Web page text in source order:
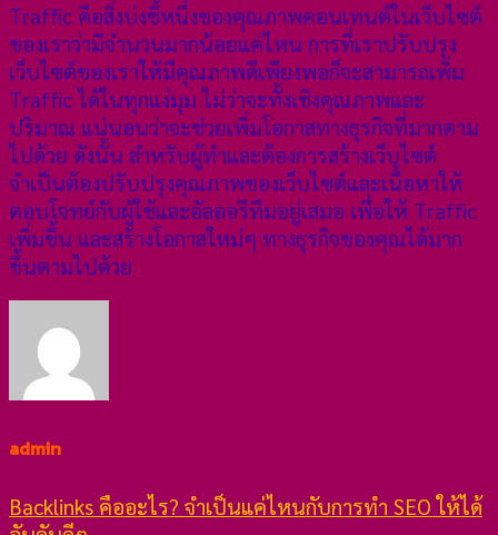
Traffic คือสิ่งบ่งชี้หนึ่งของคุณภาพคอนเทนต์ในเว็บไซต์
ของเราว่ามีจำนวนมากน้อยแค่ไหน การที่เราปรับปรุง
เว็บไซต์ของเราให้มีคุณภาพดีเพียงพอก็จะสามารถเพิ่ม
Traffic ได้ในทุกแง่มุม ไม่ว่าจะทั้งเชิงคุณภาพและ
ปริมาณ แน่นอนว่าจะช่วยเพิ่มโอกาสทางธุรกิจที่มากตาม
ไปด้วย ดังนั้น สำหรับผู้ทำและต้องการสร้างเว็บไซต์
จำเป็นต้องปรับปรุงคุณภาพของเว็บไซต์และเนื้อหาให้
ตอบโจทย์กับผู้ใช้และอัลออรึทึมอยู่เสมอ เพื่อให้ Traffic
เพิ่มขึ้น และสร้างโอกาสใหม่ๆ ทางธุรกิจของคุณได้มาก
ขึ้นตามไปด้วย
admin
Backlinks คืออะไร? จำเป็นแค่ไหนกับการทำ SEO ให้ได้